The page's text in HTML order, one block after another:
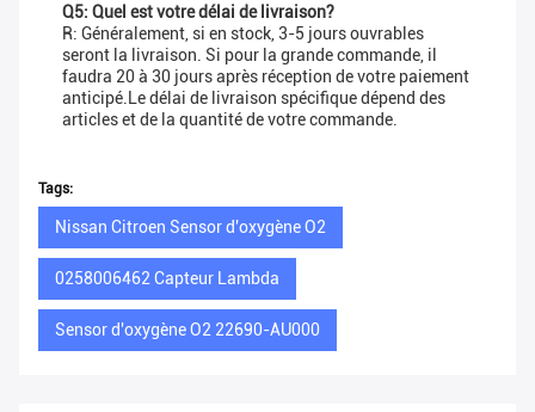
Q5: Quel est votre délai de livraison?
R: Généralement, si en stock, 3-5 jours ouvrables
seront la livraison. Si pour la grande commande, il
faudra 20 à 30 jours après réception de votre paiement
anticipé.Le délai de livraison spécifique dépend des
articles et de la quantité de votre commande.
Tags:
Nissan Citroen Sensor d'oxygène O2
0258006462 Capteur Lambda
Sensor d'oxygène O2 22690-AU000